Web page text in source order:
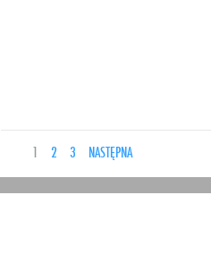
1 2 3 NASTĘPNA